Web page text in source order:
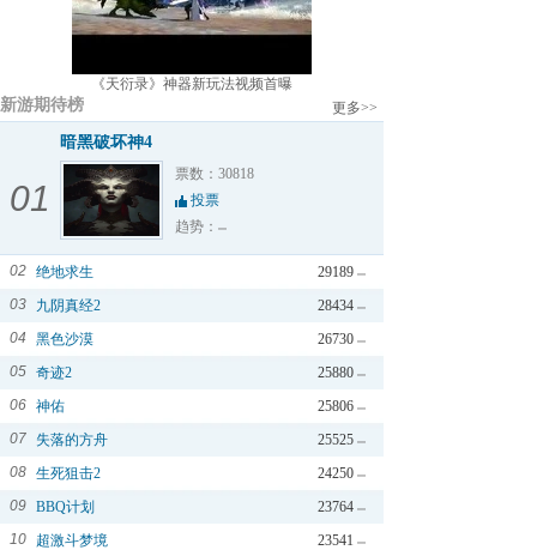
《天衍录》神器新玩法视频首曝
新游期待榜 更多>>
01
暗黑破坏神4
票数：30818
投票
趋势：
02 29189
绝地求生
03
28434
九阴真经2
04
26730
黑色沙漠
05
25880
奇迹2
06
25806
神佑
07
25525
失落的方舟
08
24250
生死狙击2
09
23764
BBQ计划
10
23541
超激斗梦境